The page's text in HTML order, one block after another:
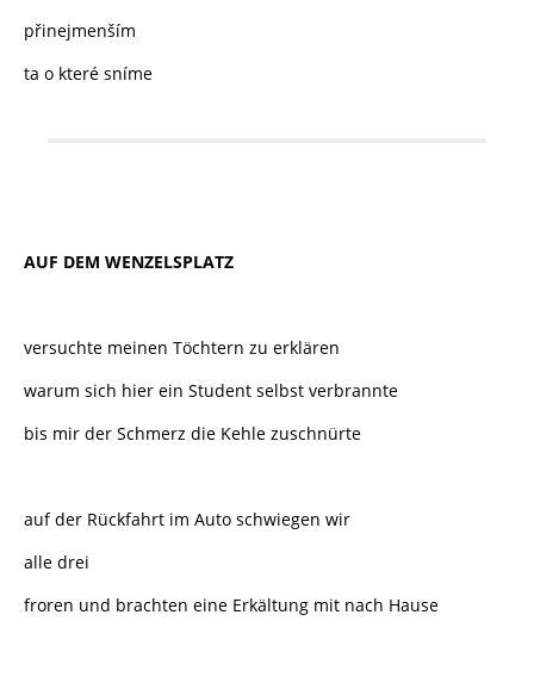
přinejmenším
ta o které sníme
AUF DEM WENZELSPLATZ
versuchte meinen Töchtern zu erklären
warum sich hier ein Student selbst verbrannte
bis mir der Schmerz die Kehle zuschnürte
auf der Rückfahrt im Auto schwiegen wir
alle drei
froren und brachten eine Erkältung mit nach Hause